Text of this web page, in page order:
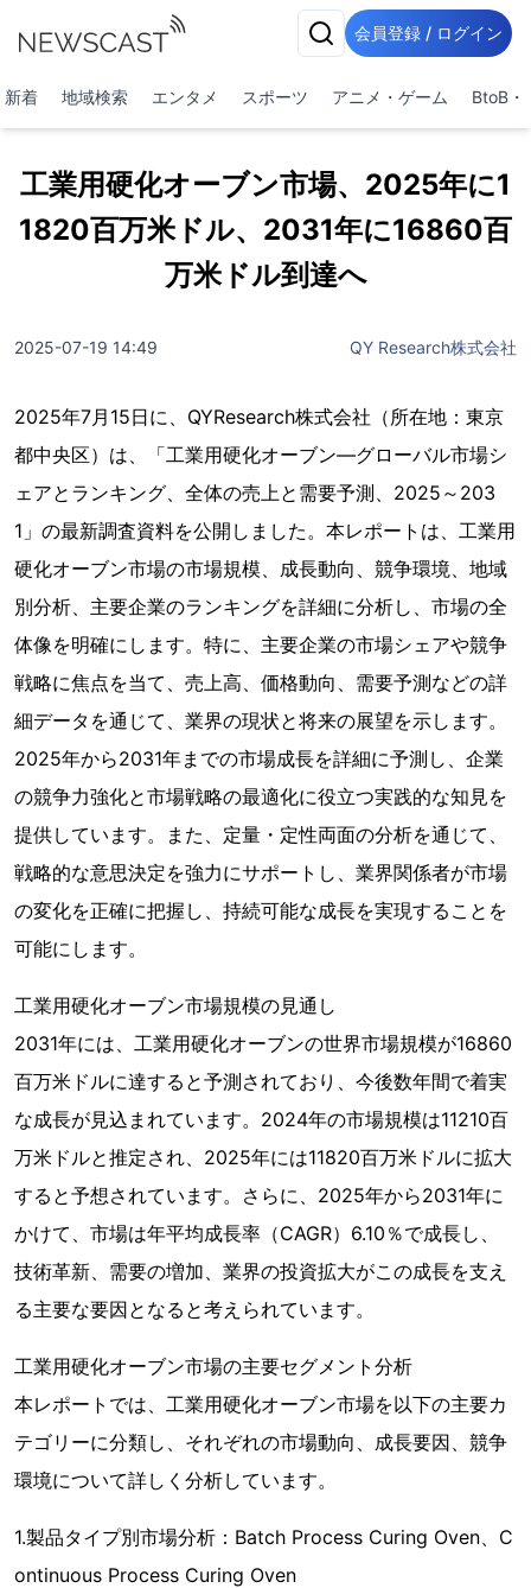
会員登録 / ログイン
新着 地域検索 エンタメ スポーツ アニメ・ゲーム BtoB・
工業用硬化オーブン市場、2025年に1
1820百万米ドル、2031年に16860百
万米ドル到達へ
2025-07-19 14:49 QY Research株式会社
2025年7月15日に、QYResearch株式会社（所在地：東京
都中央区）は、「工業用硬化オーブン―グローバル市場シ
ェアとランキング、全体の売上と需要予測、2025～203
1」の最新調査資料を公開しました。本レポートは、工業用
硬化オーブン市場の市場規模、成長動向、競争環境、地域
別分析、主要企業のランキングを詳細に分析し、市場の全
体像を明確にします。特に、主要企業の市場シェアや競争
戦略に焦点を当て、売上高、価格動向、需要予測などの詳
細データを通じて、業界の現状と将来の展望を示します。
2025年から2031年までの市場成長を詳細に予測し、企業
の競争力強化と市場戦略の最適化に役立つ実践的な知見を
提供しています。また、定量・定性両面の分析を通じて、
戦略的な意思決定を強力にサポートし、業界関係者が市場
の変化を正確に把握し、持続可能な成長を実現することを
可能にします。
工業用硬化オーブン市場規模の見通し
2031年には、工業用硬化オーブンの世界市場規模が16860
百万米ドルに達すると予測されており、今後数年間で着実
な成長が見込まれています。2024年の市場規模は11210百
万米ドルと推定され、2025年には11820百万米ドルに拡大
すると予想されています。さらに、2025年から2031年に
かけて、市場は年平均成長率（CAGR）6.10％で成長し、
技術革新、需要の増加、業界の投資拡大がこの成長を支え
る主要な要因となると考えられています。
工業用硬化オーブン市場の主要セグメント分析
本レポートでは、工業用硬化オーブン市場を以下の主要カ
テゴリーに分類し、それぞれの市場動向、成長要因、競争
環境について詳しく分析しています。
1.製品タイプ別市場分析：Batch Process Curing Oven、C
ontinuous Process Curing Oven